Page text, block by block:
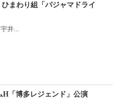
ひまわり組「パジャマドライ
井...
H「博多レジェンド」公演